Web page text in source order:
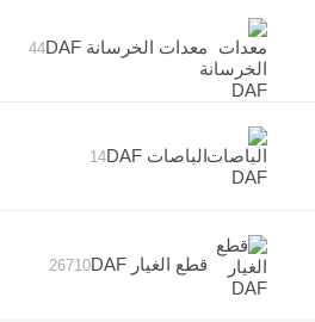
معدات الخرسانة DAF 44
الباصات DAF 14
قطع الغيار DAF 26710